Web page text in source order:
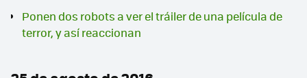
Ponen dos robots a ver el tráiler de una película de
terror, y así reaccionan